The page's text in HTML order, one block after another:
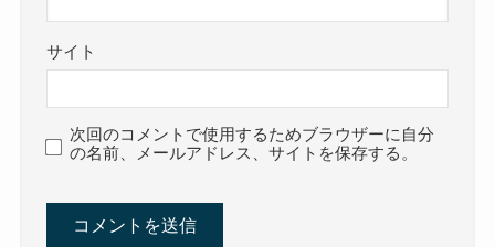
サイト
次回のコメントで使用するためブラウザーに自分
の名前、メールアドレス、サイトを保存する。